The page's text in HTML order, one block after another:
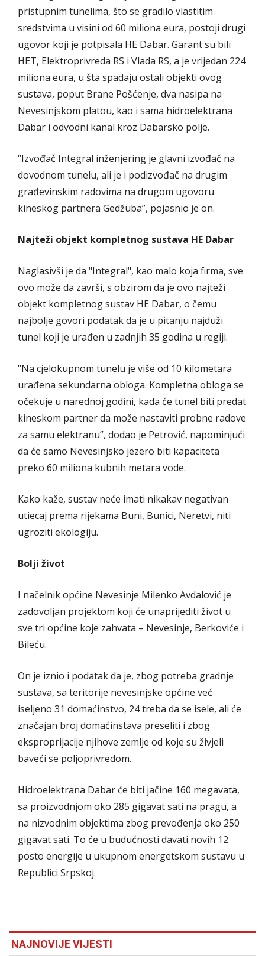
pristupnim tunelima, što se gradilo vlastitim
sredstvima u visini od 60 miliona eura, postoji drugi
ugovor koji je potpisala HE Dabar. Garant su bili
HET, Elektroprivreda RS i Vlada RS, a je vrijedan 224
miliona eura, u šta spadaju ostali objekti ovog
sustava, poput Brane Pošćenje, dva nasipa na
Nevesinjskom platou, kao i sama hidroelektrana
Dabar i odvodni kanal kroz Dabarsko polje.
“Izvođač Integral inženjering je glavni izvođač na
dovodnom tunelu, ali je i podizvođač na drugim
građevinskim radovima na drugom ugovoru
kineskog partnera Gedžuba”, pojasnio je on.
Najteži objekt kompletnog sustava HE Dabar
Naglasivši je da "Integral", kao malo koja firma, sve
ovo može da završi, s obzirom da je ovo najteži
objekt kompletnog sustav HE Dabar, o čemu
najbolje govori podatak da je u pitanju najduži
tunel koji je urađen u zadnjih 35 godina u regiji.
“Na cjelokupnom tunelu je više od 10 kilometara
urađena sekundarna obloga. Kompletna obloga se
očekuje u narednoj godini, kada će tunel biti predat
kineskom partner da može nastaviti probne radove
za samu elektranu”, dodao je Petrović, napominjući
da će samo Nevesinjsko jezero biti kapaciteta
preko 60 miliona kubnih metara vode.
Kako kaže, sustav neće imati nikakav negativan
utiecaj prema rijekama Buni, Bunici, Neretvi, niti
ugroziti ekologiju.
Bolji život
I načelnik općine Nevesinje Milenko Avdalović je
zadovoljan projektom koji će unaprijediti život u
sve tri općine koje zahvata – Nevesinje, Berkoviće i
Bileću.
On je iznio i podatak da je, zbog potreba gradnje
sustava, sa teritorije nevesinjske općine već
iseljeno 31 domaćinstvo, 24 treba da se isele, ali će
značajan broj domaćinstava preseliti i zbog
eksproprijacije njihove zemlje od koje su živjeli
baveći se poljoprivredom.
Hidroelektrana Dabar će biti jačine 160 megavata,
sa proizvodnjom oko 285 gigavat sati na pragu, a
na nizvodnim objektima zbog prevođenja oko 250
gigavat sati. To će u budućnosti davati novih 12
posto energije u ukupnom energetskom sustavu u
Republici Srpskoj.
NAJNOVIJE VIJESTI